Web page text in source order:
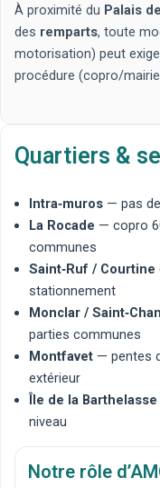
À proximité du Palais
des remparts, toute
motorisation) peut
procédure (copro/
Quartiers &
Intra‑muros— pas de
La Rocade — copro
communes
Saint‑Ruf / Courtine
stationnement
Monclar /
parties communes
Montfavet— pentes
extérieur
Île de la Barthelasse
niveau
Notre rôle